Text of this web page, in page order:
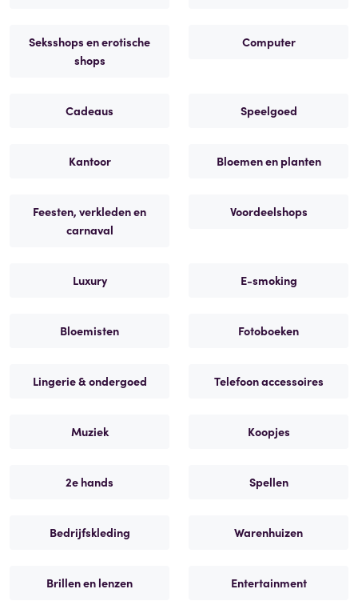
Seksshops en erotische
shops
Computer
Cadeaus Speelgoed
Kantoor Bloemen en planten
Feesten, verkleden en
carnaval
Voordeelshops
Luxury E-smoking
Bloemisten Fotoboeken
Lingerie & ondergoed Telefoon accessoires
Muziek Koopjes
2e hands Spellen
Bedrijfskleding Warenhuizen
Brillen en lenzen Entertainment